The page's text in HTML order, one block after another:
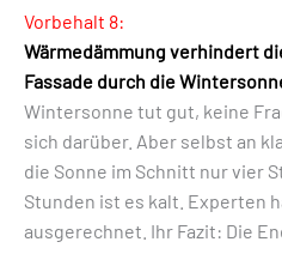
Vorbehalt 8:
Wärmedämmung verhindert
Fassade durch die
Wintersonne tut gut, keine
sich darüber. Aber selbst an
die Sonne im Schnitt nur vier
Stunden ist es kalt. Experten
ausgerechnet. Ihr Fazit: Die